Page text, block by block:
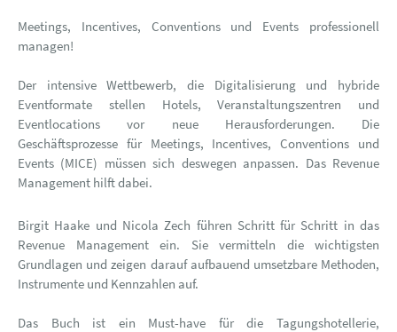
Meetings, Incentives, Conventions und Events professionell
managen!
Der intensive Wettbewerb, die Digitalisierung und hybride
Eventformate stellen Hotels, Veranstaltungszentren und
Eventlocations vor neue Herausforderungen. Die
Geschäftsprozesse für Meetings, Incentives, Conventions und
Events (MICE) müssen sich deswegen anpassen. Das Revenue
Management hilft dabei.
Birgit Haake und Nicola Zech führen Schritt für Schritt in das
Revenue Management ein. Sie vermitteln die wichtigsten
Grundlagen und zeigen darauf aufbauend umsetzbare Methoden,
Instrumente und Kennzahlen auf.
Das Buch ist ein Must-have für die Tagungshotellerie,